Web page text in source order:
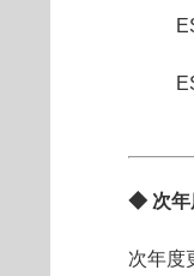
◆ 次年
次年度